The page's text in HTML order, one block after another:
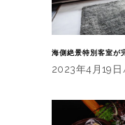
海側絶景特別客室が
2023年4月19日